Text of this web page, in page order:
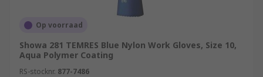
Op voorraad
Showa 281 TEMRES Blue Nylon Work Gloves, Size 10,
Aqua Polymer Coating
RS-stocknr. 877-7486